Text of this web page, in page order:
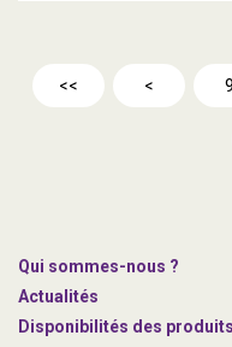
<< < 9
Qui sommes-nous ?
Actualités
Disponibilités des